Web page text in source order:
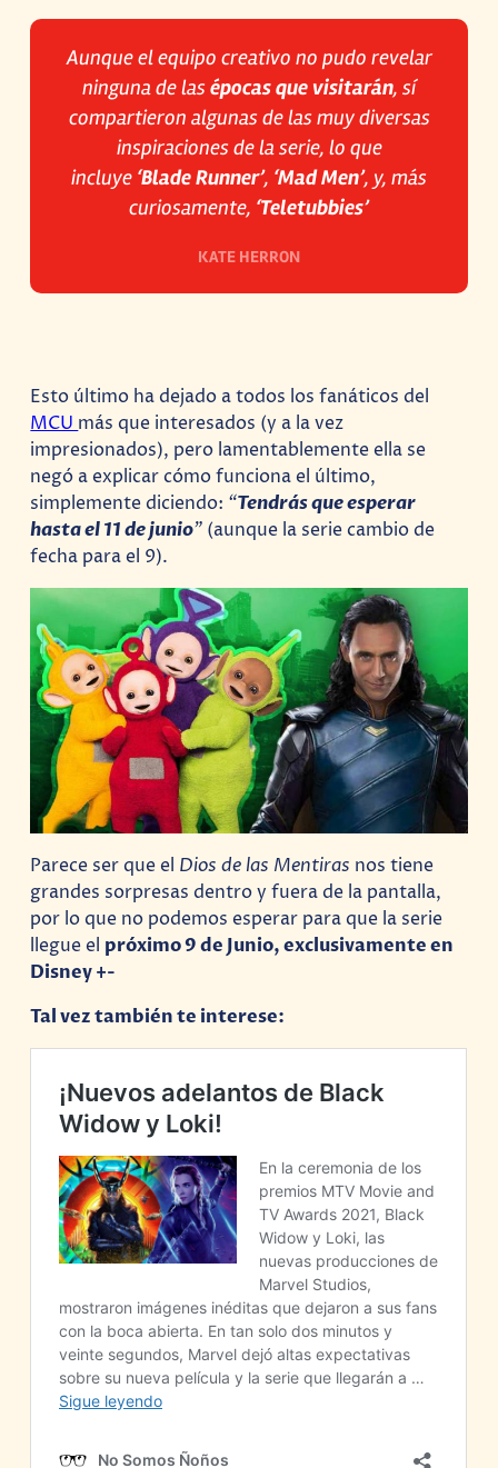
Aunque el equipo creativo no pudo revelar
ninguna de lasépocas que visitarán, sí
compartieron algunas de las muy diversas
inspiraciones de la serie, lo que
incluye ‘Blade Runner’, ‘Mad Men’, y, más
curiosamente, ‘Teletubbies’
KATE HERRON
Esto último ha dejado a todos los fanáticos del
MCU más que interesados (y a la vez
impresionados), pero lamentablemente ella se
negó a explicar cómo funciona el último,
simplemente diciendo: “Tendrás que esperar
hasta el 11 de junio” (aunque la serie cambio de
fecha para el 9).
Parece ser que el Dios de las Mentiras nos tiene
grandes sorpresas dentro y fuera de la pantalla,
por lo que no podemos esperar para que la serie
llegue el próximo 9 de Junio, exclusivamente en
Disney +-
Tal vez también te interese: